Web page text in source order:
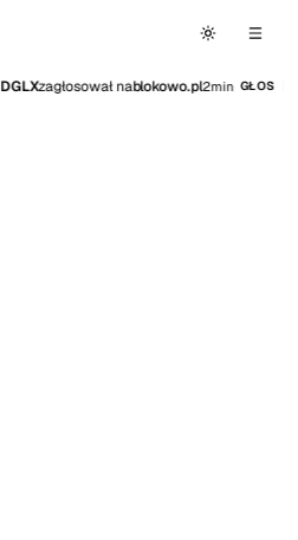
DGLXzagłosował nablokowo.pl2min GŁOS